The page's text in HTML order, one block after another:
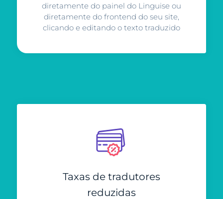
diretamente do painel do Linguise ou
diretamente do frontend do seu site,
clicando e editando o texto traduzido
Taxas de tradutores
reduzidas